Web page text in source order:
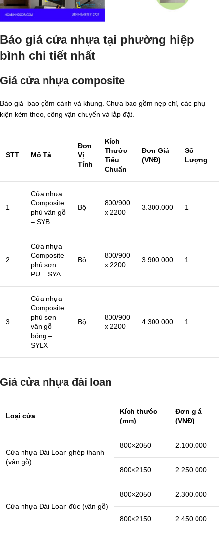
Báo giá cửa nhựa tại phường hiệp
bình chi tiết nhất
Giá cửa nhựa composite
Báo giá bao gồm cánh và khung. Chưa bao gồm nẹp chỉ, các phụ
kiện kèm theo, công vận chuyển và lắp đặt.
STT Mô Tả
Đơn
Vị
Tính
Kích
Thước
Tiêu
Chuẩn
Đơn Giá
(VNĐ)
Số
Lượng
1
Cửa nhựa
Composite
phủ vân gỗ
– SYB
Bộ
800/900
x 2200
3.300.000 1
2
Cửa nhựa
Composite
phủ sơn
PU – SYA
Bộ
800/900
x 2200
3.900.000 1
3
Cửa nhựa
Composite
phủ sơn
vân gỗ
bóng –
SYLX
Bộ
800/900
x 2200
4.300.000 1
Giá cửa nhựa đài loan
Loại cửa
Kích thước
(mm)
Đơn giá
(VNĐ)
Cửa nhựa Đài Loan ghép thanh
(vân gỗ)
800×2050 2.100.000
800×2150 2.250.000
Cửa nhựa Đài Loan đúc (vân gỗ)
800×2050 2.300.000
800×2150 2.450.000